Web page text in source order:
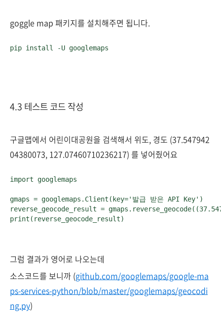
goggle map 패키지를 설치해주면 됩니다.
pip install -U googlemaps
4.3 테스트 코드 작성
구글맵에서 어린이대공원을 검색해서 위도, 경도 (37.547942
04380073, 127.07460710236217) 를 넣어줬어요
import googlemaps
gmaps = googlemaps.Client(key='발급 받은 API Key')
reverse_geocode_result =
print(reverse_geocode_result)
그럼 결과가 영어로 나오는데
소스코드를 보니까 (github.com/googlemaps/google-ma
ps-services-python/blob/master/googlemaps/geocodi
ng.py)